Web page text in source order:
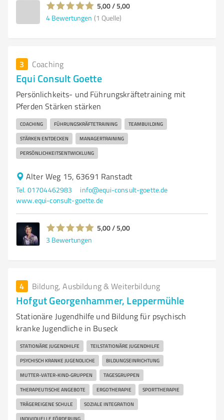
5,00 / 5,00
4 Bewertungen (1 Quelle)
3 Coaching
Equi Consult Goette
Persönlichkeits- und Führungskräftetraining mit
Pferden Stärken stärken
COACHING FÜHRUNGSKRÄFTETRAINING TEAMBUILDING
STÄRKEN ENTDECKEN MANAGERTRAINING
PERSÖNLICHKEITSENTWICKLUNG
Alter Weg 15, 63691 Ranstadt
Tel. 01704462983
info@equi-consult-goette.de
www.equi-consult-goette.de
5,00 / 5,00
3 Bewertungen
4 Bildung, Ausbildung & Weiterbildung
Hofgut Georgenhammer, Leppermühle
Stationäre Jugendhilfe und Bildung für psychisch
kranke Jugendliche in Buseck
STATIONÄRE JUGENDHILFE TEILSTATIONÄRE JUGENDHILFE
PSYCHISCH KRANKE JUGENDLICHE BILDUNGSEINRICHTUNG
MUTTER-VATER-KIND-GRUPPEN TAGESGRUPPEN
THERAPEUTISCHE ANGEBOTE ERGOTHERAPIE SPORTTHERAPIE
TRÄGEREIGENE SCHULE SOZIALE INTEGRATION
INDIVIDUELLE FÖRDERUNG